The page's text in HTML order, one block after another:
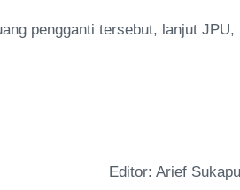
pengganti tersebut, lanjut JPU,
Editor: Arief